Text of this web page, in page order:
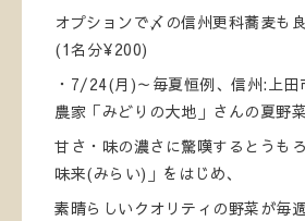
オプションで〆の信州更科蕎麦も
(1名分¥200)
・7/24(月)～毎夏恒例、信州:上田
農家「みどりの大地」さんの夏野
甘さ・味の濃さに驚嘆するとうも
味来(みらい)」をはじめ、
素晴らしいクオリティの野菜が毎